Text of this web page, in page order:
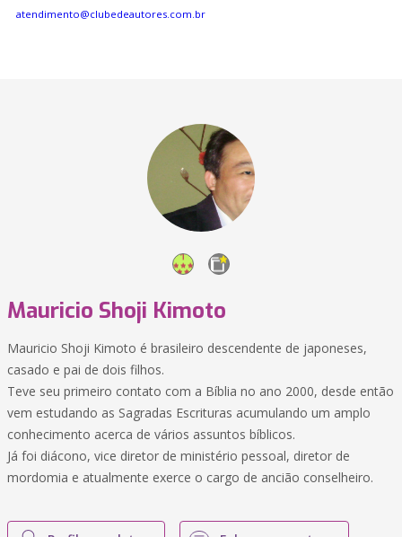
atendimento@clubedeautores.com.br
Mauricio Shoji Kimoto
Mauricio Shoji Kimoto é brasileiro descendente de japoneses,
casado e pai de dois filhos.
Teve seu primeiro contato com a Bíblia no ano 2000, desde então
vem estudando as Sagradas Escrituras acumulando um amplo
conhecimento acerca de vários assuntos bíblicos.
Já foi diácono, vice diretor de ministério pessoal, diretor de
mordomia e atualmente exerce o cargo de ancião conselheiro.